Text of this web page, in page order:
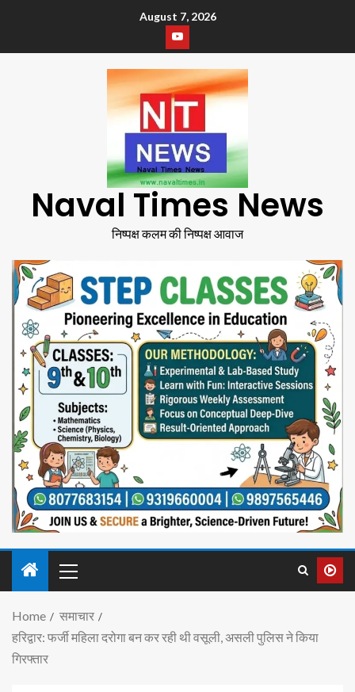
August 7, 2026
Naval Times News
निष्पक्ष कलम की निष्पक्ष आवाज
Home
समाचार
हरिद्वार: फर्जी महिला दरोगा बन कर रही थी वसूली, असली पुलिस ने किया
गिरफ्तार